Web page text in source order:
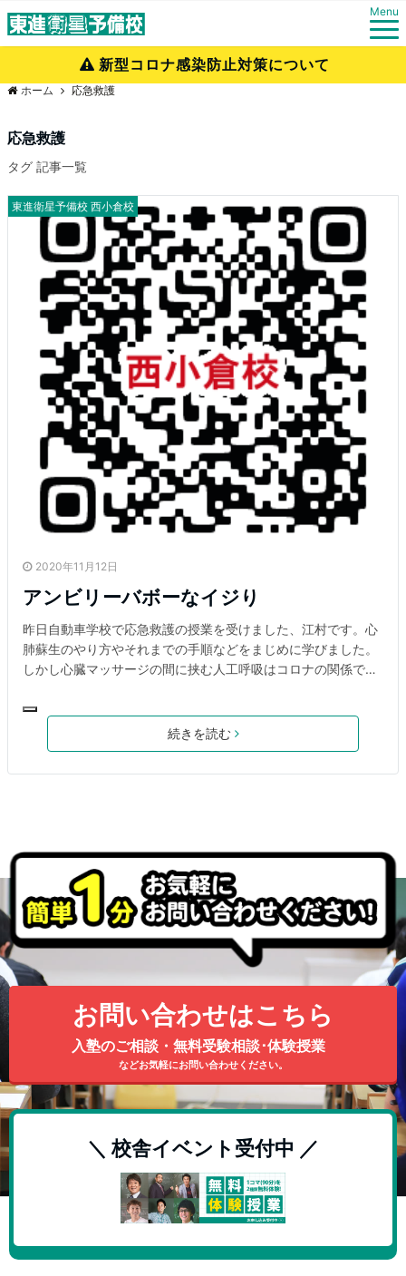
Menu
新型コロナ感染防止対策について
ホーム 応急救護
応急救護
タグ 記事一覧
東進衛星予備校 西小倉校
2020年11月12日
アンビリーバボーなイジり
昨日自動車学校で応急救護の授業を受けました、江村です。心
肺蘇生のやり方やそれまでの手順などをまじめに学びました。
しかし心臓マッサージの間に挟む人工呼吸はコロナの関係で省
は短縮という形になっていました。じゃあその分何をするのか
はその指導員次第らしく、僕の場合、奇跡体験アンビリーバボ
ーを見ることになりました。その内容は、運転中に心筋梗塞に
続きを読む
お問い合わせはこちら
入塾のご相談・無料受験相談･体験授業
などお気軽にお問い合わせください。
＼ 校舎イベント受付中 ／